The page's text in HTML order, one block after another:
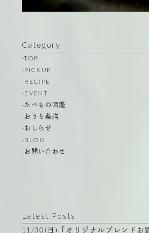
Category
-TOP
-PICKUP
-RECIPE
-EVENT
-たべもの図鑑
-おうち薬膳
-おしらせ
-BLOG
-お問い合わせ
Latest Posts
11/30(日)「オリジナルブレンドお